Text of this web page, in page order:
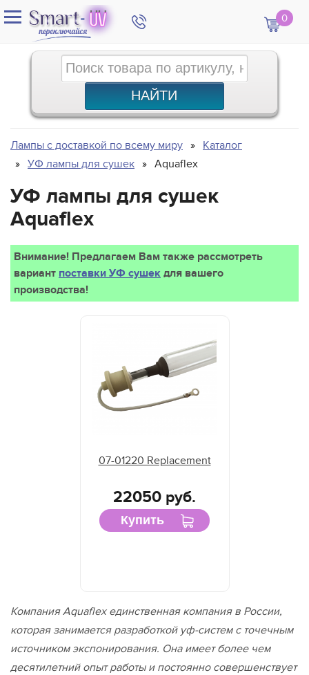
0
Лампы с доставкой по всему миру
Каталог
УФ лампы для сушек
Aquaflex
УФ лампы для сушек
Aquaflex
Внимание! Предлагаем Вам также рассмотреть
вариант поставки УФ сушек для вашего
производства!
07-01220 Replacement
22050 руб.
Купить
КомпанияAquaflexединственная компания в России,
которая занимается разработкой уф-систем с точечным
источником экспонирования. Она имеет более чем
десятилетний опыт работы и постоянно совершенствует